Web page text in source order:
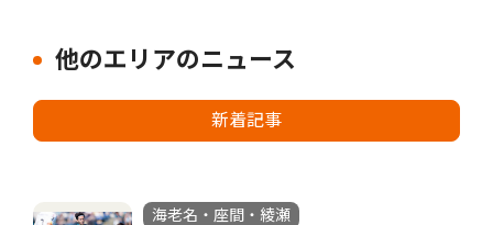
他のエリアのニュース
新着記事
海老名・座間・綾瀬